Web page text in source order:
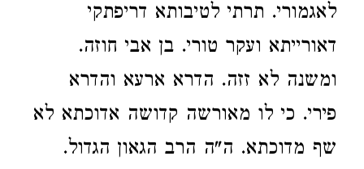
לאגמורי. תרתי לטיבותא דריפתקי
דאורייתא ועקר טורי. בן אבי חוזה.
ומשנה לא זזה. הדרא ארעא והדרא
פירי. כי לו מאורשה קדושה אדוכתא לא
שף מדוכתא. ה"ה הרב הגאון הגדול.